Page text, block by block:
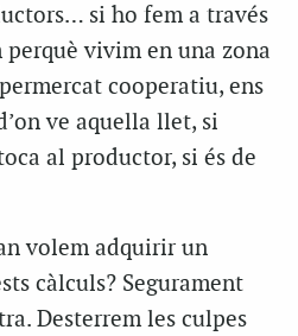
si ho fem a través
perquè vivim en una zona
cooperatiu, ens
ve aquella llet, si
al productor, si és de
volem adquirir un
càlculs? Segurament
Desterrem les culpes